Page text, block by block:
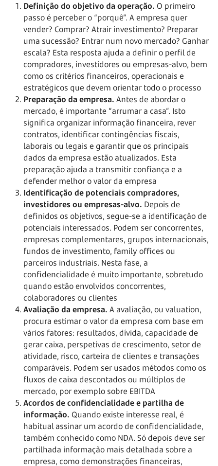
Definição do objetivo da operação. O primeiro
passo é perceber o “porquê”. A empresa quer
vender? Comprar? Atrair investimento? Preparar
uma sucessão? Entrar num novo mercado? Ganhar
escala? Esta resposta ajuda a definir o perfil de
compradores, investidores ou empresas-alvo, bem
como os critérios financeiros, operacionais e
estratégicos que devem orientar todo o processo
Preparação da empresa. Antes de abordar o
mercado, é importante “arrumar a casa”. Isto
significa organizar informação financeira, rever
contratos, identificar contingências fiscais,
laborais ou legais e garantir que os principais
dados da empresa estão atualizados. Esta
preparação ajuda a transmitir confiança e a
defender melhor o valor da empresa
Identificação de potenciais compradores,
investidores ou empresas-alvo. Depois de
definidos os objetivos, segue-se a identificação de
potenciais interessados. Podem ser concorrentes,
empresas complementares, grupos internacionais,
fundos de investimento, family offices ou
parceiros industriais. Nesta fase, a
confidencialidade é muito importante, sobretudo
quando estão envolvidos concorrentes,
colaboradores ou clientes
Avaliação da empresa. A avaliação, ou valuation,
procura estimar o valor da empresa com base em
vários fatores: resultados, dívida, capacidade de
gerar caixa, perspetivas de crescimento, setor de
atividade, risco, carteira de clientes e transações
comparáveis. Podem ser usados métodos como os
fluxos de caixa descontados ou múltiplos de
mercado, por exemplo sobre EBITDA
Acordos de confidencialidade e partilha de
informação. Quando existe interesse real, é
habitual assinar um acordo de confidencialidade,
também conhecido como NDA. Só depois deve ser
partilhada informação mais detalhada sobre a
empresa, como demonstrações financeiras,